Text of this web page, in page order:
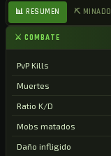
📊 RESUMEN ⛏ MINADO
⚔ COMBATE
PvP Kills
Muertes
Ratio K/D
Mobs matados
Daño infligido